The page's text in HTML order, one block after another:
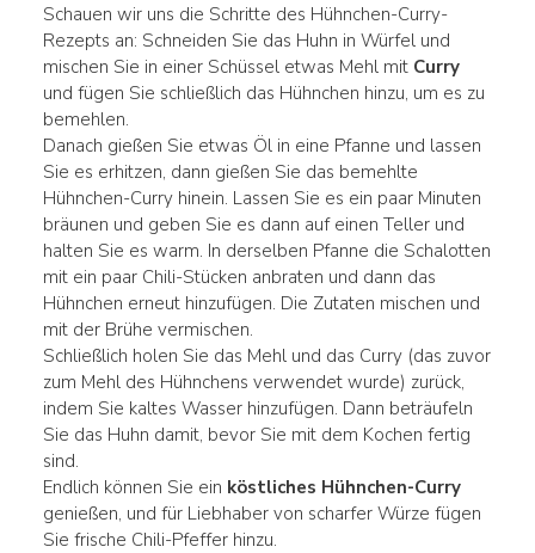
Schauen wir uns die Schritte des Hühnchen-Curry-
Rezepts an: Schneiden Sie das Huhn in Würfel und
mischen Sie in einer Schüssel etwas Mehl mit Curry
und fügen Sie schließlich das Hühnchen hinzu, um es zu
bemehlen.
Danach gießen Sie etwas Öl in eine Pfanne und lassen
Sie es erhitzen, dann gießen Sie das bemehlte
Hühnchen-Curry hinein. Lassen Sie es ein paar Minuten
bräunen und geben Sie es dann auf einen Teller und
halten Sie es warm. In derselben Pfanne die Schalotten
mit ein paar Chili-Stücken anbraten und dann das
Hühnchen erneut hinzufügen. Die Zutaten mischen und
mit der Brühe vermischen.
Schließlich holen Sie das Mehl und das Curry (das zuvor
zum Mehl des Hühnchens verwendet wurde) zurück,
indem Sie kaltes Wasser hinzufügen. Dann beträufeln
Sie das Huhn damit, bevor Sie mit dem Kochen fertig
sind.
Endlich können Sie ein köstliches Hühnchen-Curry
genießen, und für Liebhaber von scharfer Würze fügen
Sie frische Chili-Pfeffer hinzu.